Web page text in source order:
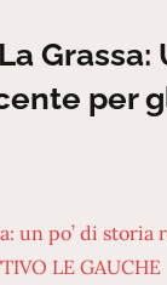
Grassa:
per
un po’ di
LE GAUCHE